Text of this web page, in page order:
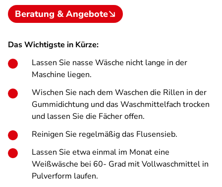
Beratung & Angebote
Das Wichtigste in Kürze:
Lassen Sie nasse Wäsche nicht lange in der
Maschine liegen.
Wischen Sie nach dem Waschen die Rillen in der
Gummidichtung und das Waschmittelfach trocken
und lassen Sie die Fächer offen.
Reinigen Sie regelmäßig das Flusensieb.
Lassen Sie etwa einmal im Monat eine
Weißwäsche bei 60- Grad mit Vollwaschmittel in
Pulverform laufen.